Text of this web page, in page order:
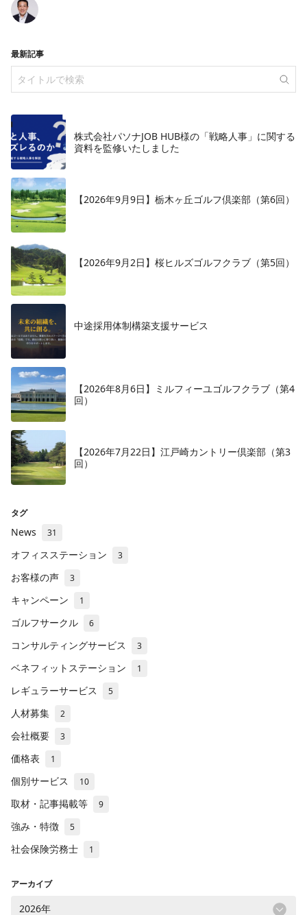
最新記事
株式会社パソナJOB HUB様の「戦略人事」に関する
資料を監修いたしました
【2026年9月9日】栃木ヶ丘ゴルフ倶楽部（第6回）
【2026年9月2日】桜ヒルズゴルフクラブ（第5回）
中途採用体制構築支援サービス
【2026年8月6日】ミルフィーユゴルフクラブ（第4
回）
【2026年7月22日】江戸崎カントリー倶楽部（第3
回）
タグ
News 31
オフィスステーション 3
お客様の声 3
キャンペーン 1
ゴルフサークル 6
コンサルティングサービス 3
ベネフィットステーション 1
レギュラーサービス 5
人材募集 2
会社概要 3
価格表 1
個別サービス 10
取材・記事掲載等 9
強み・特徴 5
社会保険労務士 1
アーカイブ
2026年